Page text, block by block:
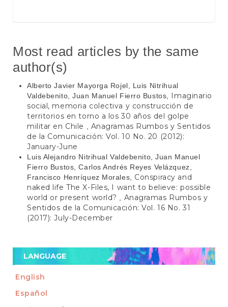
Most read articles by the same
author(s)
Alberto Javier Mayorga Rojel, Luis Nitrihual
Valdebenito, Juan Manuel Fierro Bustos, Imaginario
social, memoria colectiva y construcción de
territorios en torno a los 30 años del golpe
militar en Chile , Anagramas Rumbos y Sentidos
de la Comunicación: Vol. 10 No. 20 (2012):
January-June
Luis Alejandro Nitrihual Valdebenito, Juan Manuel
Fierro Bustos, Carlos Andrés Reyes Velázquez,
Francisco Henríquez Morales, Conspiracy and
naked life The X-Files, I want to believe: possible
world or present world? , Anagramas Rumbos y
Sentidos de la Comunicación: Vol. 16 No. 31
(2017): July-December
LANGUAGE
English
Español